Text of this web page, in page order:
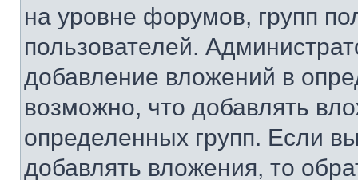
на уровне форумов, групп
пользователей.
добавление вложений в
возможно, что добавлять
определенных групп. Если
добавлять вложения, то